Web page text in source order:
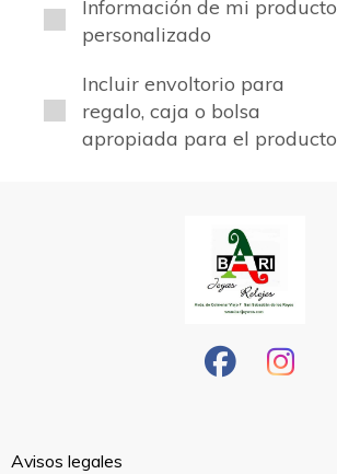
Información de mi producto
personalizado
Incluir envoltorio para
regalo, caja o bolsa
apropiada para el producto
Avisos legales